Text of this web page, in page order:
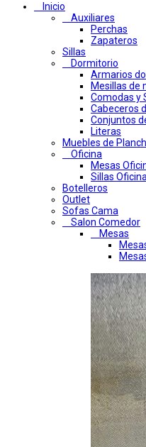
Inicio
Auxiliares
Perchas
Zapateros
Sillas
Dormitorio
Armarios
Mesillas de
Comodas y
Cabeceros
Conjuntos
Literas
Muebles de
Oficina
Mesas
Sillas
Botelleros
Outlet
Sofas Cama
Salon Comedor
Mesas